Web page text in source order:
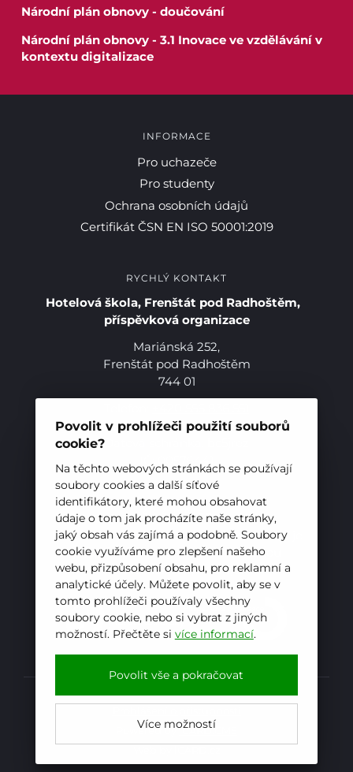
Povolit v prohlížeči použití souborů
cookie?
Na těchto webových stránkách se používají
soubory cookies a další síťové
identifikátory, které mohou obsahovat
údaje o tom jak procházíte naše stránky,
jaký obsah vás zajímá a podobně. Soubory
cookie využíváme pro zlepšení našeho
webu, přizpůsobení obsahu, pro reklamní a
analytické účely. Můžete povolit, aby se v
tomto prohlížeči používaly všechny
soubory cookie, nebo si vybrat z jiných
možností. Přečtěte si více informací.
Povolit vše a pokračovat
Více možností
Národní plán obnovy - doučování
Národní plán obnovy - 3.1 Inovace ve vzdělávání v
kontextu digitalizace
INFORMACE
Pro uchazeče
Pro studenty
Ochrana osobních údajů
Certifikát ČSN EN ISO 50001:2019
RYCHLÝ KONTAKT
Hotelová škola, Frenštát pod Radhoštěm,
příspěvková organizace
Mariánská 252,
Frenštát pod Radhoštěm
744 01
E-mail:sekretariat@hotelovkafren.cz
Datová schránka: bc5jrez
IČ: 00576441
ZŘIZOVATEL
Hotelová škola, Frenštát pod Radhoštěm je
příspěvkovou organizací zřizovanou
Moravskoslezským krajem
Powered byiCARD:CMS